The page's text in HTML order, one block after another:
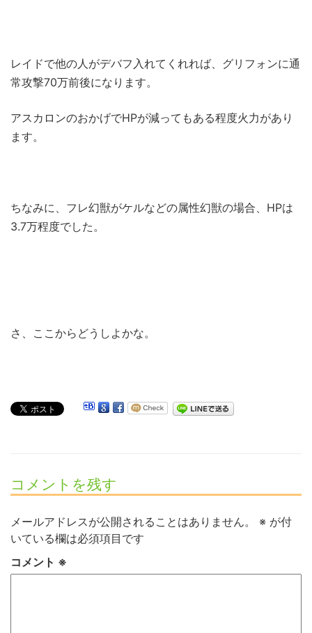
レイドで他の人がデバフ入れてくれれば、グリフォンに通
常攻撃70万前後になります。
アスカロンのおかげでHPが減ってもある程度火力があり
ます。
ちなみに、フレ幻獣がケルなどの属性幻獣の場合、HPは
3.7万程度でした。
さ、ここからどうしよかな。
コメントを残す
メールアドレスが公開されることはありません。 ※ が付
いている欄は必須項目です
コメント ※